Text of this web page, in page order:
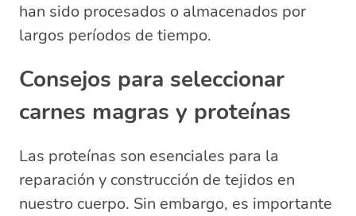
han sido procesados o almacenados por
largos períodos de tiempo.
Consejos para seleccionar
carnes magras y proteínas
Las proteínas son esenciales para la
reparación y construcción de tejidos en
nuestro cuerpo. Sin embargo, es importante